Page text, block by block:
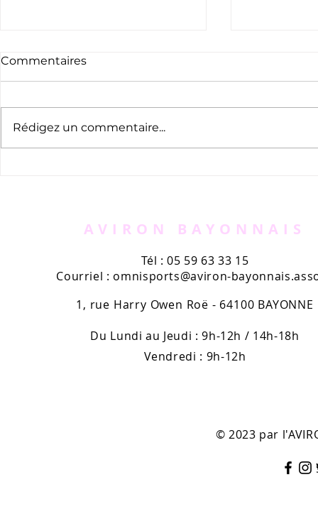
Commentaires
Rédigez un commentaire...
AVIRON BAYONNAIS
Tél : 05 59 63 33 15
Courriel : omnisports@aviron-
1, rue Harry Owen Roë - 64100 BAYONNE
Du Lundi au Jeudi : 9h-12h / 14h-18h
Vendredi : 9h-12h
© 2023 par